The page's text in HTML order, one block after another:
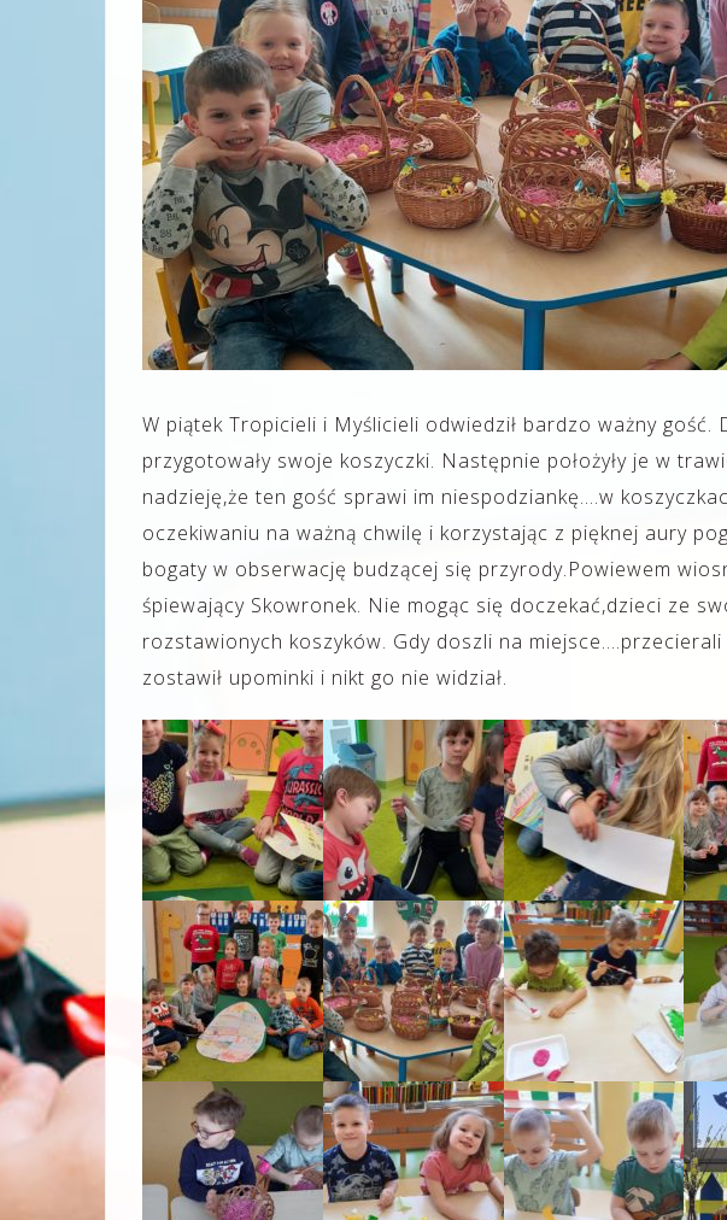
W piątek Tropicieli i Myślicieli odwiedził bardzo ważny gość.
przygotowały swoje koszyczki. Następnie położyły je w
nadzieję,że ten gość sprawi im niespodziankę….w
oczekiwaniu na ważną chwilę i korzystając z pięknej aury
bogaty w obserwację budzącej się przyrody.Powiewem
śpiewający Skowronek. Nie mogąc się doczekać,dzieci ze
rozstawionych koszyków. Gdy doszli na miejsce….przecierali
zostawił upominki i nikt go nie widział.